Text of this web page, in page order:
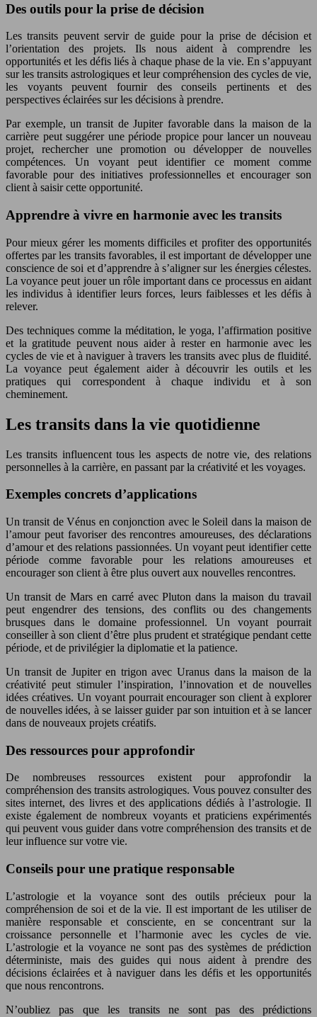
Des outils pour la prise de décision
Les transits peuvent servir de guide pour la prise de décision et
l’orientation des projets. Ils nous aident à comprendre les
opportunités et les défis liés à chaque phase de la vie. En s’appuyant
sur les transits astrologiques et leur compréhension des cycles de vie,
les voyants peuvent fournir des conseils pertinents et des
perspectives éclairées sur les décisions à prendre.
Par exemple, un transit de Jupiter favorable dans la maison de la
carrière peut suggérer une période propice pour lancer un nouveau
projet, rechercher une promotion ou développer de nouvelles
compétences. Un voyant peut identifier ce moment comme
favorable pour des initiatives professionnelles et encourager son
client à saisir cette opportunité.
Apprendre à vivre en harmonie avec les transits
Pour mieux gérer les moments difficiles et profiter des opportunités
offertes par les transits favorables, il est important de développer une
conscience de soi et d’apprendre à s’aligner sur les énergies célestes.
La voyance peut jouer un rôle important dans ce processus en aidant
les individus à identifier leurs forces, leurs faiblesses et les défis à
relever.
Des techniques comme la méditation, le yoga, l’affirmation positive
et la gratitude peuvent nous aider à rester en harmonie avec les
cycles de vie et à naviguer à travers les transits avec plus de fluidité.
La voyance peut également aider à découvrir les outils et les
pratiques qui correspondent à chaque individu et à son
cheminement.
Les transits dans la vie quotidienne
Les transits influencent tous les aspects de notre vie, des relations
personnelles à la carrière, en passant par la créativité et les voyages.
Exemples concrets d’applications
Un transit de Vénus en conjonction avec le Soleil dans la maison de
l’amour peut favoriser des rencontres amoureuses, des déclarations
d’amour et des relations passionnées. Un voyant peut identifier cette
période comme favorable pour les relations amoureuses et
encourager son client à être plus ouvert aux nouvelles rencontres.
Un transit de Mars en carré avec Pluton dans la maison du travail
peut engendrer des tensions, des conflits ou des changements
brusques dans le domaine professionnel. Un voyant pourrait
conseiller à son client d’être plus prudent et stratégique pendant cette
période, et de privilégier la diplomatie et la patience.
Un transit de Jupiter en trigon avec Uranus dans la maison de la
créativité peut stimuler l’inspiration, l’innovation et de nouvelles
idées créatives. Un voyant pourrait encourager son client à explorer
de nouvelles idées, à se laisser guider par son intuition et à se lancer
dans de nouveaux projets créatifs.
Des ressources pour approfondir
De nombreuses ressources existent pour approfondir la
compréhension des transits astrologiques. Vous pouvez consulter des
sites internet, des livres et des applications dédiés à l’astrologie. Il
existe également de nombreux voyants et praticiens expérimentés
qui peuvent vous guider dans votre compréhension des transits et de
leur influence sur votre vie.
Conseils pour une pratique responsable
L’astrologie et la voyance sont des outils précieux pour la
compréhension de soi et de la vie. Il est important de les utiliser de
manière responsable et consciente, en se concentrant sur la
croissance personnelle et l’harmonie avec les cycles de vie.
L’astrologie et la voyance ne sont pas des systèmes de prédiction
déterministe, mais des guides qui nous aident à prendre des
décisions éclairées et à naviguer dans les défis et les opportunités
que nous rencontrons.
N’oubliez pas que les transits ne sont pas des prédictions